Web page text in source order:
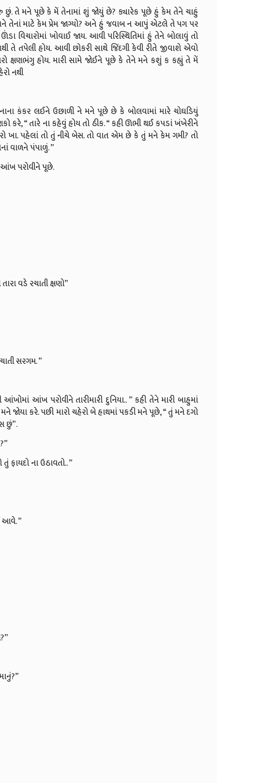
છું. તે મને પૂછે કે મેં તેનામાં શું જોયું છે? ક્યારેક પૂછે હું કેમ તેને ચાહું
તેનાં માટે કેમ પ્રેમ જાગ્યો? અને હું જવાબ ન આપું એટલે તે પગ પર
વિચારોમાં ખોવાઈ જાય. આવી પરિસ્થિતિમાં હું તેને બોલાવું તો
તપેલી હોય. આવી છોકરી સાથે જિંદગી કેવી રીતે જીવાશે એવો
ક્ષણભંગુ હોય. મારી સામે જોઈને પૂછે કે તેને મને કશું ક કહ્યું તે મેં
નથી
કંકર લઈને ઉછાળી ને મને પૂછે છે કે બોલવામાં મારે ચોઘડિયું
કરે, “ તારે ના કહેવું હોય તો ઠીક. “ કહી ઊભી થઈ કપડાં ખંખેરીને
ખા. પહેલાં તો તું નીચે બેસ. તો વાત એમ છે કે તું મને કેમ ગમી? તો
વાળને પંપાળું. ”
આંખ પરોવીને પૂછે.
વડે રચાતી ક્ષણો”
સરગમ. ”
આંખોમાં આંખ પરોવીને તારીમારી દુનિયા.. ” કહી તેને મારી બાહુમાં
જોયા કરે. પછી મારો ચહેરો બે હાથમાં પકડી મને પૂછે, “ તું મને દગો
છું”.
ફાયદો ના ઉઠાવતો.. ”
આવે. ”